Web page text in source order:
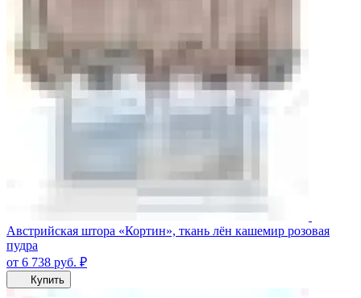
Австрийская штора «Кортин», ткань лён кашемир розовая
пудра
от 6 738 руб. ₽
Купить